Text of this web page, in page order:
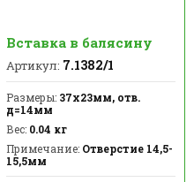
Вставка в балясину
Артикул: 7.1382/1
Размеры:37х23мм, отв.
д=14мм
Вес:0.04 кг
Примечание:Отверстие 14,5-
15,5мм